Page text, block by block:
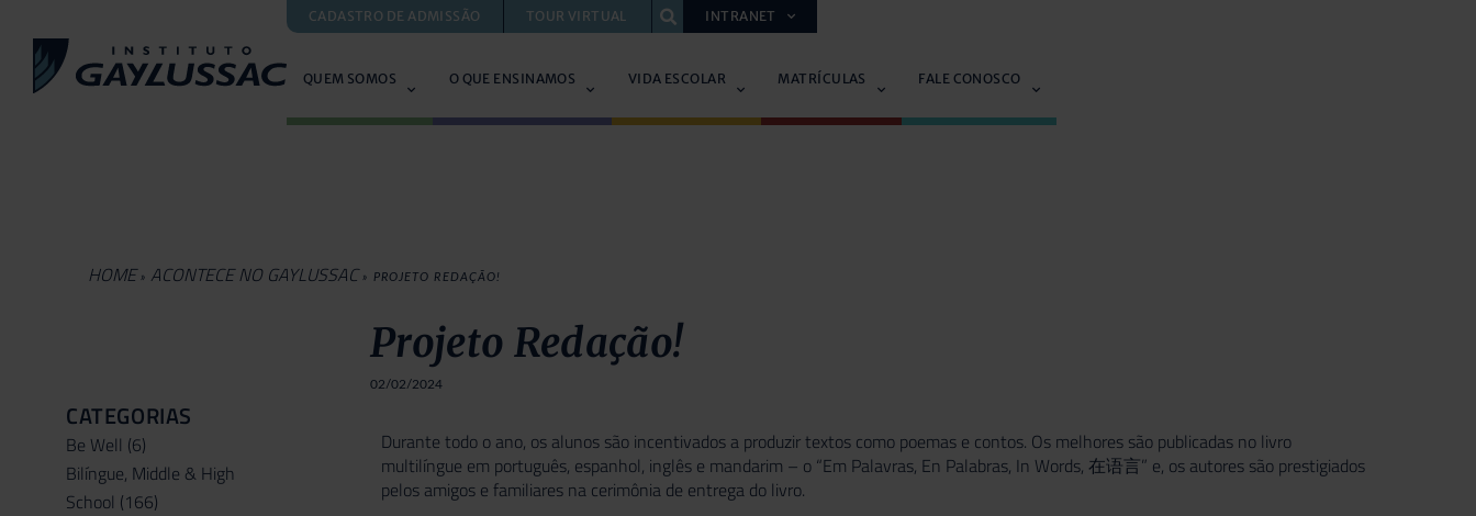
CADASTRO DE ADMISSÃO TOUR VIRTUAL INTRANET
QUEM SOMOS O QUE ENSINAMOS VIDA ESCOLAR MATRÍCULAS FALE CONOSCO
HOME » ACONTECE NO GAYLUSSAC » PROJETO REDAÇÃO!
CATEGORIAS
Be Well (6)
Bilíngue, Middle & High
School (166)
Projeto Redação!
02/02/2024
Durante todo o ano, os alunos são incentivados a produzir textos como poemas e contos. Os melhores são publicadas no livro
multilíngue em português, espanhol, inglês e mandarim – o “Em Palavras, En Palabras, In Words, 在语言” e, os autores são prestigiados
pelos amigos e familiares na cerimônia de entrega do livro.